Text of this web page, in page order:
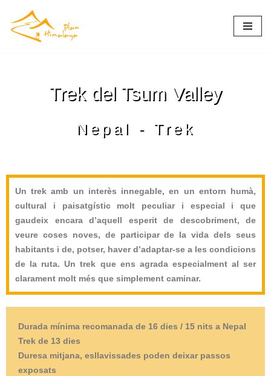
Vés
Trek del Tsum Valley
Nepal - Trek
Un trek amb un interès innegable, en un entorn humà,
cultural i paisatgístic molt peculiar i especial i que
gaudeix encara d’aquell esperit de descobriment, de
veure coses noves, de participar de la vida dels seus
habitants i de, potser, haver d’adaptar-se a les condicions
de la ruta. Un trek que ens agrada especialment al ser
clarament molt més que simplement caminar.
Durada mínima recomanada de 16 dies / 15 nits a Nepal
Trek de 13 dies
Duresa mitjana, esllavissades poden deixar passos
exposats